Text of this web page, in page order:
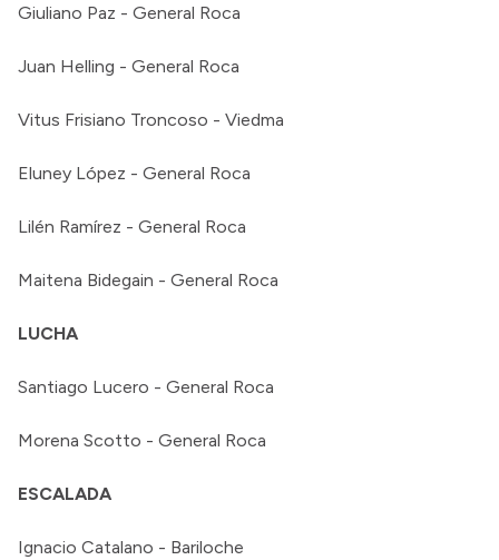
Giuliano Paz - General Roca
Juan Helling - General Roca
Vitus Frisiano Troncoso - Viedma
Eluney López - General Roca
Lilén Ramírez - General Roca
Maitena Bidegain - General Roca
LUCHA
Santiago Lucero - General Roca
Morena Scotto - General Roca
ESCALADA
Ignacio Catalano - Bariloche